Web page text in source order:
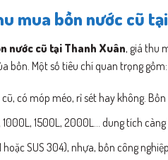
mua bồn nước cũ
nước cũ tại Thanh Xuân, giá thu
bồn. Một số tiêu chí quan trọng gồm:
có móp méo, rỉ sét hay không.
1500L, 2000L… dung tích
hoặc SUS 304), nhựa, bồn công